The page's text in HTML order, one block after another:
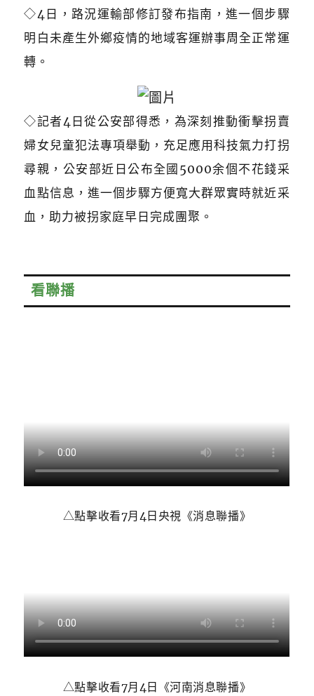
◇4日，路況運輸部修訂發布指南，進一個步驟
明白未產生外鄉疫情的地域客運辦事周全正常運
轉。
◇記者4日從公安部得悉，為深刻推動衝擊拐賣
婦女兒童犯法專項舉動，充足應用科技氣力打拐
尋親，公安部近日公布全國5000余個不花錢采
血點信息，進一個步驟方便寬大群眾實時就近采
血，助力被拐家庭早日完成團聚。
看聯播
△點擊收看7月4日央視《消息聯播》
△點擊收看7月4日《河南消息聯播》